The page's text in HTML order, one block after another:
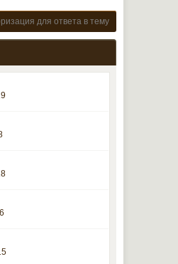
для ответа в тему